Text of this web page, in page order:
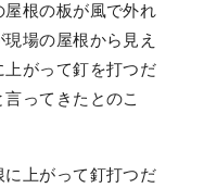
屋根の板が風で外れ
場の屋根から見え
がって釘を打つだ
ってきたとのこ
上がって釘打つだ